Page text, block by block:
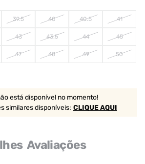
39.5 40 40.5 41
43 43.5 44 45
47 48 49 50
está disponível no momento!
similaresdisponíveis: CLIQUE AQUI
Avaliações